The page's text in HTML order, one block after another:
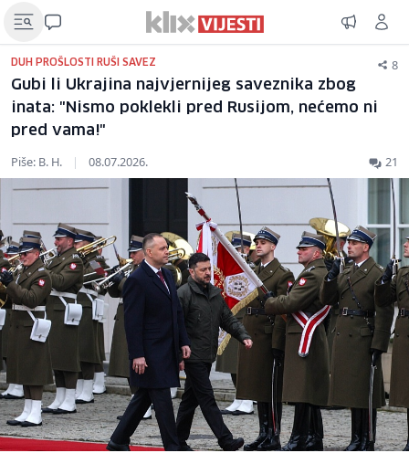
DUH PROŠLOSTI RUŠI SAVEZ 8
Gubi li Ukrajina najvjernijeg saveznika zbog
inata: "Nismo poklekli pred Rusijom, nećemo ni
pred vama!"
Piše: B. H. | 08.07.2026. 21